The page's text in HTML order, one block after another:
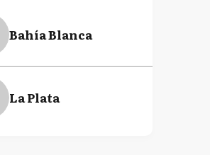
Bahía Blanca
La Plata